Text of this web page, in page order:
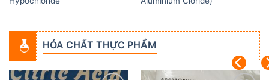
HÓA CHẤT THỰC PHẨM